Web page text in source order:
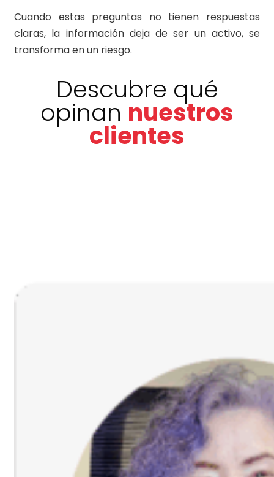
Cuando estas preguntas no tienen respuestas
claras, la información deja de ser un activo, se
transforma en un riesgo.
Descubre qué
opinan nuestros
clientes